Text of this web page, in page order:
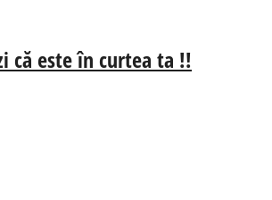
că este în curtea ta !!